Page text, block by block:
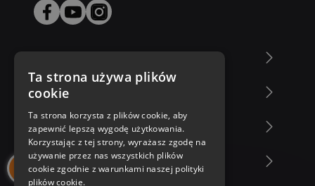
Zakupy u nas
Nasza oferta
Nasi autorzy
Ta strona używa plików
cookie
Ta strona korzysta z plików cookie, aby
zapewnić lepszą wygodę użytkowania.
Korzystając z tej strony, wyrażasz zgodę na
używanie przez nas wszystkich plików
cookie zgodnie z warunkami naszej polityki
plików cookie.